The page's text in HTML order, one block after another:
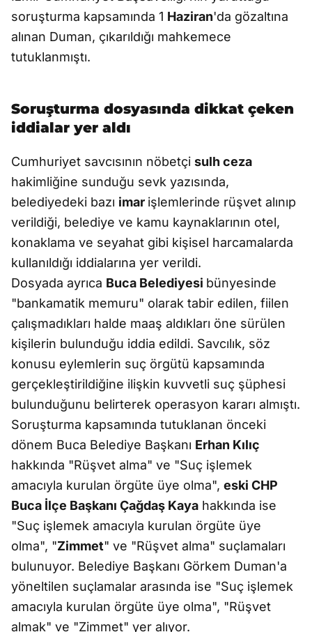
soruşturma kapsamında 1 Haziran'da gözaltına
alınan Duman, çıkarıldığı mahkemece
tutuklanmıştı.
Soruşturma dosyasında dikkat çeken
iddialar yer aldı
Cumhuriyet savcısının nöbetçi sulh ceza
hakimliğine sunduğu sevk yazısında,
belediyedeki bazı imar işlemlerinde rüşvet alınıp
verildiği, belediye ve kamu kaynaklarının otel,
konaklama ve seyahat gibi kişisel harcamalarda
kullanıldığı iddialarına yer verildi.
Dosyada ayrıca Buca Belediyesi bünyesinde
"bankamatik memuru" olarak tabir edilen, fiilen
çalışmadıkları halde maaş aldıkları öne sürülen
kişilerin bulunduğu iddia edildi. Savcılık, söz
konusu eylemlerin suç örgütü kapsamında
gerçekleştirildiğine ilişkin kuvvetli suç şüphesi
bulunduğunu belirterek operasyon kararı almıştı.
Soruşturma kapsamında tutuklanan önceki
dönem Buca Belediye Başkanı Erhan Kılıç
hakkında "Rüşvet alma" ve "Suç işlemek
amacıyla kurulan örgüte üye olma", eski CHP
Buca İlçe Başkanı Çağdaş Kaya hakkında ise
"Suç işlemek amacıyla kurulan örgüte üye
olma", "Zimmet" ve "Rüşvet alma" suçlamaları
bulunuyor. Belediye Başkanı Görkem Duman'a
yöneltilen suçlamalar arasında ise "Suç işlemek
amacıyla kurulan örgüte üye olma", "Rüşvet
almak" ve "Zimmet" yer alıyor.